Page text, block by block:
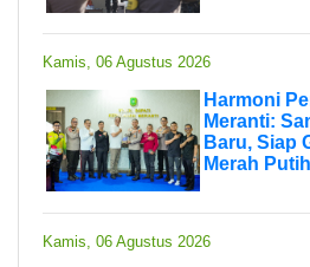
Kamis, 06 Agustus 2026
Harmoni
Meranti:
Baru, Siap
Merah Putih
Kamis, 06 Agustus 2026